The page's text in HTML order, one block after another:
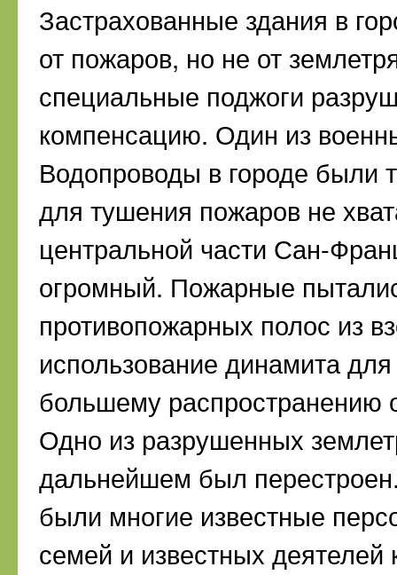
Застрахованные здания в
от пожаров, но не от
специальные поджоги
компенсацию. Один из
Водопроводы в городе были
для тушения пожаров не
центральной части Сан-
огромный. Пожарные
противопожарных полос из
использование динамита
большему распространению
Одно из разрушенных
дальнейшем был
были многие известные
семей и известных